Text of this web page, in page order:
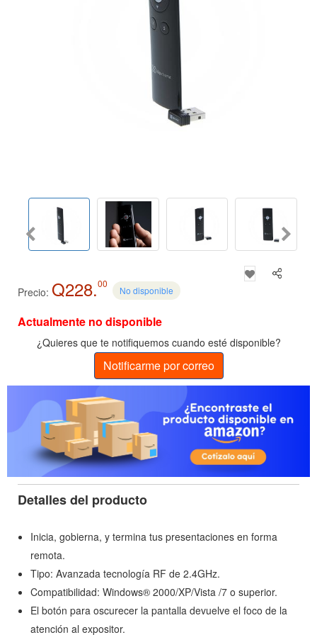
Precio: Q228.00
No disponible
Actualmente no disponible
¿Quieres que te notifiquemos cuando esté disponible?
Notificarme por correo
Detalles del producto
Inicia, gobierna, y termina tus presentaciones en forma
remota.
Tipo: Avanzada tecnología RF de 2.4GHz.
Compatibilidad: Windows® 2000/XP/Vista /7 o superior.
El botón para oscurecer la pantalla devuelve el foco de la
atención al expositor.